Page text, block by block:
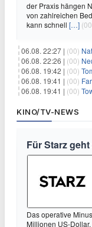
der Praxis hängen
von zahlreichen
kann schnell […]
06.08. 22:27 | (00)
06.08. 22:26 | (00)
06.08. 19:42 | (00)
06.08. 19:41 | (00)
06.08. 19:41 | (00)
KINO/TV-NEWS
Für Starz
Das operative
Millionen US-